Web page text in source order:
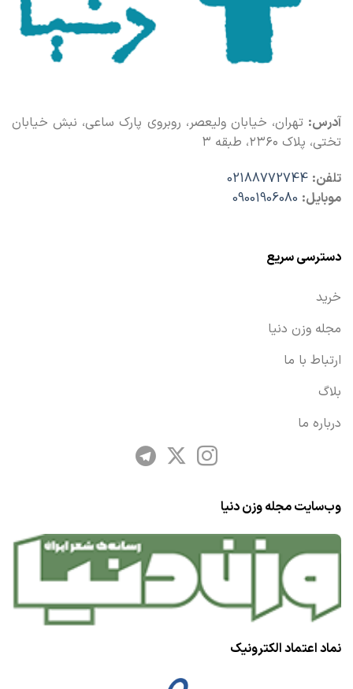
آدرس: تهران، خیابان ولیعصر، روبروی پارک ساعی، نبش خیابان
تختی، پلاک ۲۳۶۰، طبقه ۳
تلفن: 02188772744
موبایل: 09001906080
دسترسی سریع
خرید
مجله وزن دنیا
ارتباط با ما
بلاگ
درباره ما
وب‌سایت مجله وزن دنیا
نماد اعتماد الکترونیک